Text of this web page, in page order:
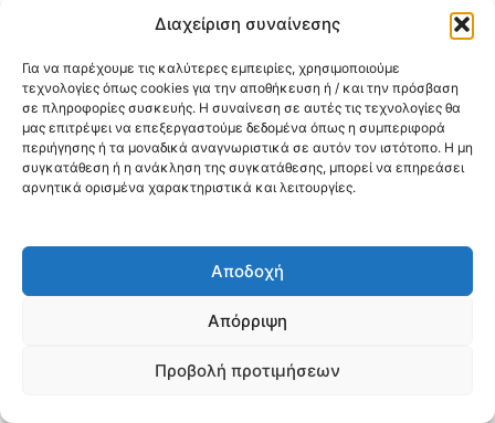
Διαχείριση συναίνεσης
Για να παρέχουμε τις καλύτερες εμπειρίες, χρησιμοποιούμε
τεχνολογίες όπως cookies για την αποθήκευση ή / και την πρόσβαση
σε πληροφορίες συσκευής. Η συναίνεση σε αυτές τις τεχνολογίες θα
μας επιτρέψει να επεξεργαστούμε δεδομένα όπως η συμπεριφορά
περιήγησης ή τα μοναδικά αναγνωριστικά σε αυτόν τον ιστότοπο. Η μη
συγκατάθεση ή η ανάκληση της συγκατάθεσης, μπορεί να επηρεάσει
αρνητικά ορισμένα χαρακτηριστικά και λειτουργίες.
Αποδοχή
Απόρριψη
Προβολή προτιμήσεων